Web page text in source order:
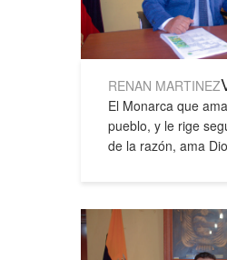
RENAN MARTINEZ
El Monarca que
pueblo, y le rige
de la razón, ama